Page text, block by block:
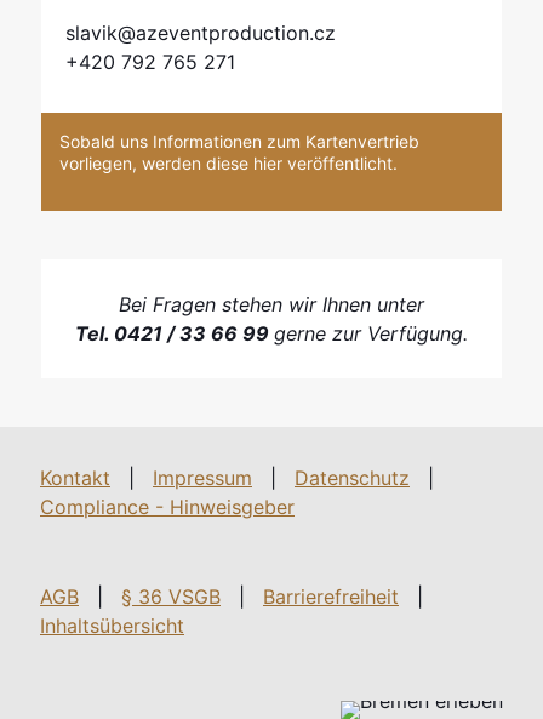
slavik@azeventproduction.cz
+420 792 765 271
Sobald uns Informationen zum Kartenvertrieb
vorliegen, werden diese hier veröffentlicht.
Bei Fragen stehen wir Ihnen unter
Tel. 0421 / 33 66 99 gerne zur Verfügung.
Kontakt Impressum Datenschutz
Compliance - Hinweisgeber
AGB § 36 VSGB Barrierefreiheit
Inhaltsübersicht